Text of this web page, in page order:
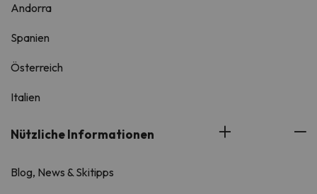
Andorra
Spanien
Österreich
Italien
Nützliche Informationen
Blog, News & Skitipps